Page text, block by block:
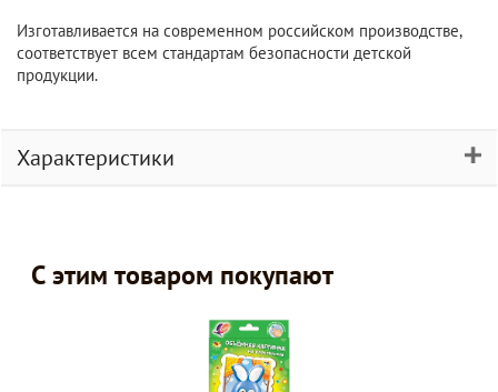
Изготавливается на современном российском производстве,
соответствует всем стандартам безопасности детской
продукции.
Характеристики
С этим товаром покупают